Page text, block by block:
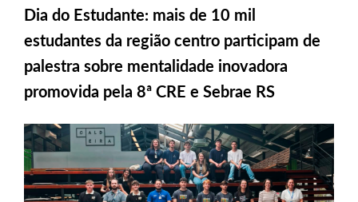
Dia do Estudante: mais de 10 mil
estudantes da região centro participam de
palestra sobre mentalidade inovadora
promovida pela 8ª CRE e Sebrae RS